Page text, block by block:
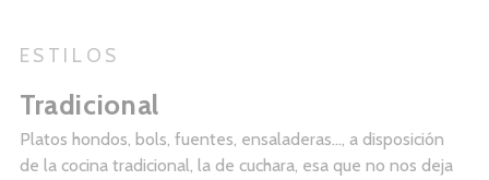
ESTILOS
Tradicional
Platos hondos, bols, fuentes, ensaladeras…, a disposición
de la cocina tradicional, la de cuchara, esa que no nos deja